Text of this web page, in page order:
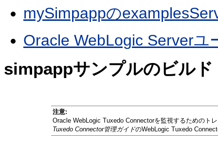
mySimpappの
Oracle WebLogic Server
simpappサンプルのビルド
注意:
Oracle WebLogic Tuxedo Connectorを監視するためのト
Tuxedo Connector管理ガイドのWebLogic Tuxedo